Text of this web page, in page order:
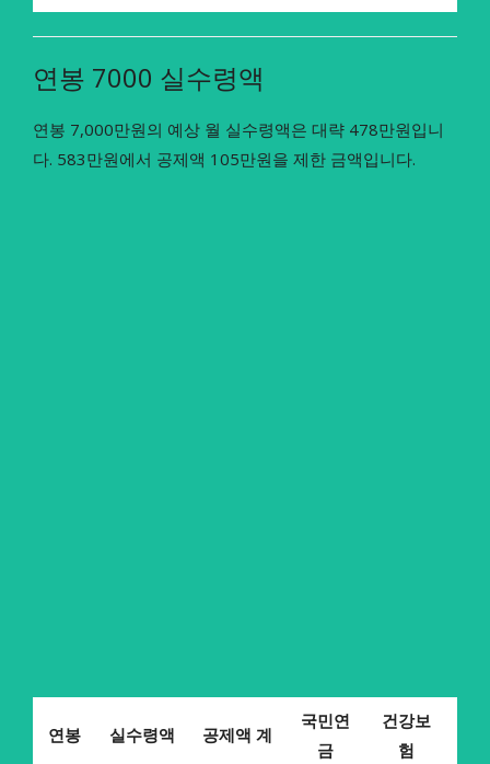
연봉 7000 실수령액
연봉 7,000만원의 예상 월 실수령액은 대략 478만원입니
다. 583만원에서 공제액 105만원을 제한 금액입니다.
연봉 실수령액 공제액 계
국민연
금
건강보
험